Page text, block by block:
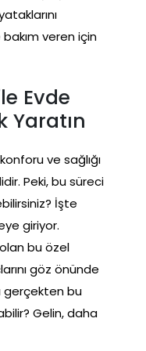
veren için
Evde
Yaratın
ve sağlığı
Peki, bu süreci
İşte
giriyor.
bu özel
göz önünde
gerçekten bu
Gelin, daha